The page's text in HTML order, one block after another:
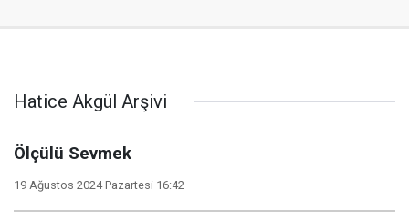
Hatice Akgül Arşivi
Ölçülü Sevmek
19 Ağustos 2024 Pazartesi 16:42